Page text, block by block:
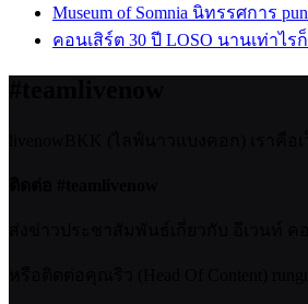
Museum of Somnia นิทรรศการ
คอนเสิร์ต 30 ปี LOSO นานเท่า